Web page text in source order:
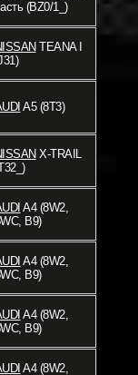
(BZ0/1_)
TEANA I
A5 (8T3)
X-TRAIL
A4 (8W2,
B9)
A4 (8W2,
B9)
A4 (8W2,
B9)
A4 (8W2,